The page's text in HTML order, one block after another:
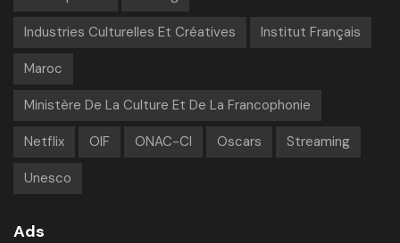
Industries Culturelles Et Créatives Institut Français
Maroc
Ministère De La Culture Et De La Francophonie
Netflix OIF ONAC-CI Oscars Streaming
Unesco
Ads